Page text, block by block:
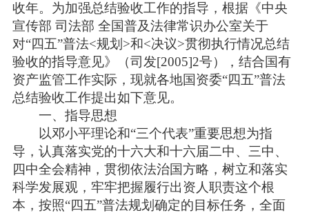
收年。为加强总结验收工作的指导，根据《中央
宣传部 司法部 全国普及法律常识办公室关于
对“四五”普法<规划>和<决议>贯彻执行情况总结
验收的指导意见》（司发[2005]2号），结合国有
资产监管工作实际，现就各地国资委“四五”普法
总结验收工作提出如下意见。
一、指导思想
以邓小平理论和“三个代表”重要思想为指
导，认真落实党的十六大和十六届二中、三中、
四中全会精神，贯彻依法治国方略，树立和落实
科学发展观，牢牢把握履行出资人职责这个根
本，按照“四五”普法规划确定的目标任务，全面